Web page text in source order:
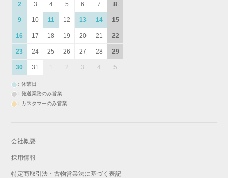
2 3 4 5 6 7 8
9 10 11 12 13 14 15
16 17 18 19 20 21 22
23 24 25 26 27 28 29
30 31 1 2 3 4 5
：休業日
：発送業務のみ営業
：カスタマーのみ営業
会社概要
採用情報
特定商取引法・古物営業法に基づく表記